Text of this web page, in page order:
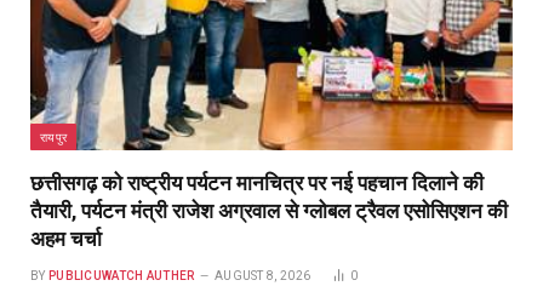
रायपुर
छत्तीसगढ़ को राष्ट्रीय पर्यटन मानचित्र पर नई पहचान दिलाने की
तैयारी, पर्यटन मंत्री राजेश अग्रवाल से ग्लोबल ट्रैवल एसोसिएशन की
अहम चर्चा
BY PUBLICUWATCH AUTHER AUGUST 8, 2026 0